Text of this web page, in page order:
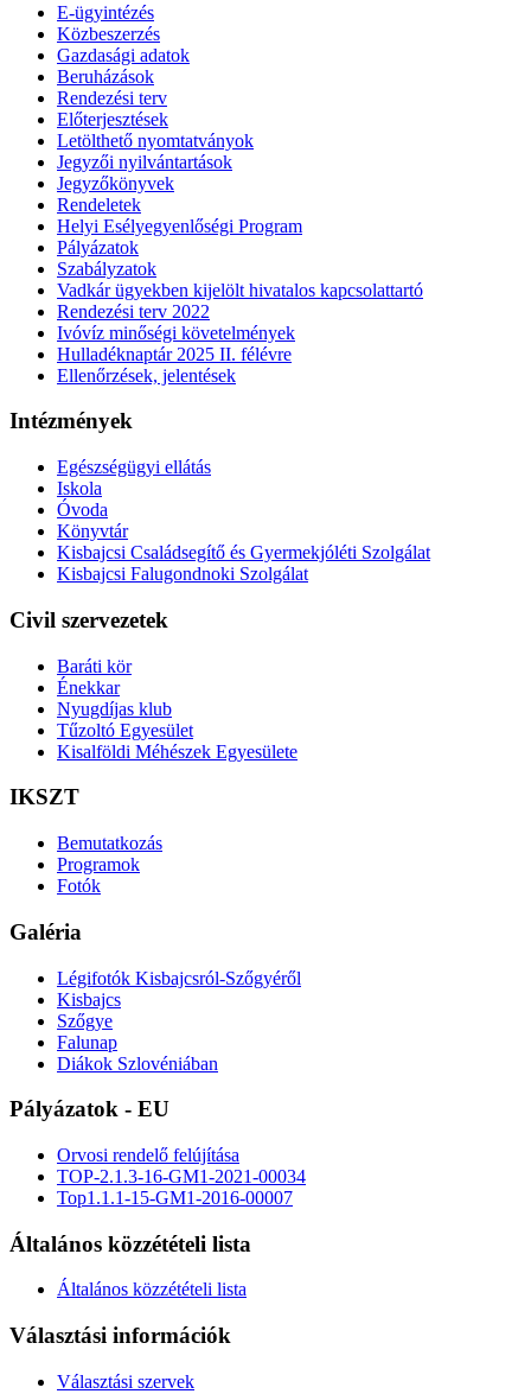
E-ügyintézés
Közbeszerzés
Gazdasági adatok
Beruházások
Rendezési terv
Előterjesztések
Letölthető nyomtatványok
Jegyzői nyilvántartások
Jegyzőkönyvek
Rendeletek
Helyi Esélyegyenlőségi Program
Pályázatok
Szabályzatok
Vadkár ügyekben kijelölt hivatalos kapcsolattartó
Rendezési terv 2022
Ivóvíz minőségi követelmények
Hulladéknaptár 2025 II. félévre
Ellenőrzések, jelentések
Intézmények
Egészségügyi ellátás
Iskola
Óvoda
Könyvtár
Kisbajcsi Családsegítő és Gyermekjóléti Szolgálat
Kisbajcsi Falugondnoki Szolgálat
Civil szervezetek
Baráti kör
Énekkar
Nyugdíjas klub
Tűzoltó Egyesület
Kisalföldi Méhészek Egyesülete
IKSZT
Bemutatkozás
Programok
Fotók
Galéria
Légifotók Kisbajcsról-Szőgyéről
Kisbajcs
Szőgye
Falunap
Diákok Szlovéniában
Pályázatok - EU
Orvosi rendelő felújítása
TOP-2.1.3-16-GM1-2021-00034
Top1.1.1-15-GM1-2016-00007
Általános közzétételi lista
Általános közzétételi lista
Választási információk
Választási szervek